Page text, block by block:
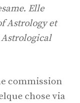
Elle
Astrology et
commission
chose via